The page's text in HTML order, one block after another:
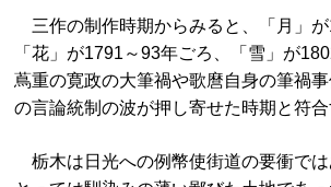
三作の制作時期からみると、「月」が
「花」が1791～93年ごろ、「雪」が
蔦重の寛政の大筆禍や歌麿自身の筆禍
の言論統制の波が押し寄せた時期と符合
栃木は日光への例幣使街道の要衝では